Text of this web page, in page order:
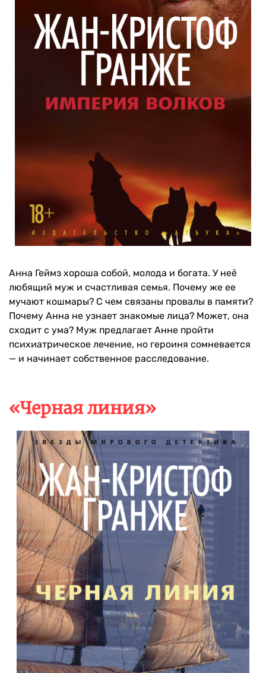
Анна Геймз хороша собой, молода и богата. У неё
любящий муж и счастливая семья. Почему же ее
мучают кошмары? С чем связаны провалы в памяти?
Почему Анна не узнает знакомые лица? Может, она
сходит с ума? Муж предлагает Анне пройти
психиатрическое лечение, но героиня сомневается
— и начинает собственное расследование.
«Черная линия»